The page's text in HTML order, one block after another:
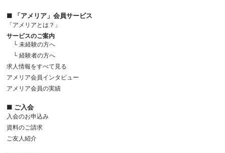
■ 「アメリア」会員サービス
「アメリアとは？」
サービスのご案内
└ 未経験の方へ
└ 経験者の方へ
求人情報をすべて見る
アメリア会員インタビュー
アメリア会員の実績
■ ご入会
入会のお申込み
資料のご請求
ご友人紹介